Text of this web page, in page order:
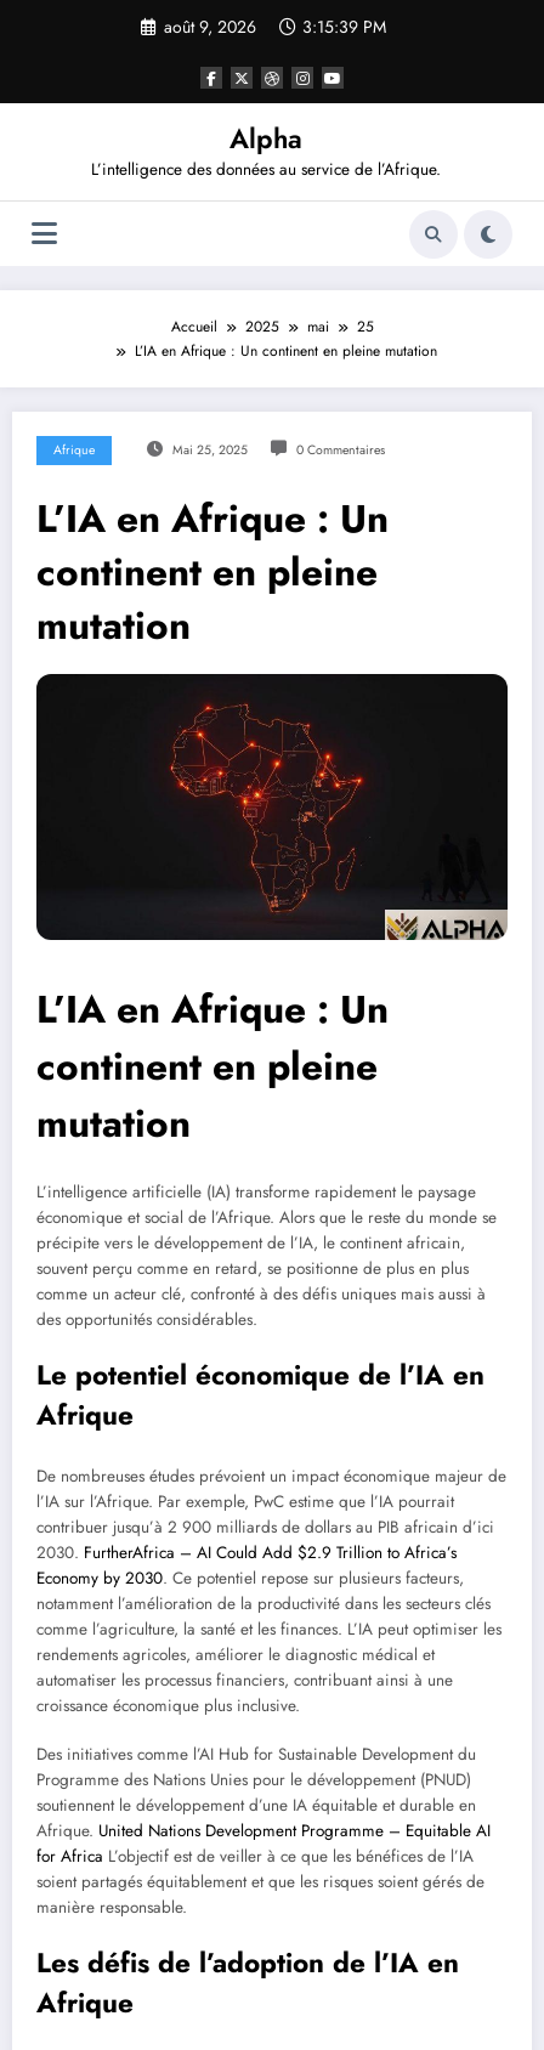
août 9, 2026 3:15:40 PM
Alpha
L’intelligence des données au service de l’Afrique.
Accueil 2025 mai
25
L’IA en Afrique : Un continent en pleine mutation
Afrique Mai 25, 2025 0 Commentaires
L’IA en Afrique : Un
continent en pleine
mutation
L’IA en Afrique : Un
continent en pleine
mutation
L’intelligence artificielle (IA) transforme rapidement le paysage
économique et social de l’Afrique. Alors que le reste du monde se
précipite vers le développement de l’IA, le continent africain,
souvent perçu comme en retard, se positionne de plus en plus
comme un acteur clé, confronté à des défis uniques mais aussi à
des opportunités considérables.
Le potentiel économique de l’IA en
Afrique
De nombreuses études prévoient un impact économique majeur de
l’IA sur l’Afrique. Par exemple, PwC estime que l’IA pourrait
contribuer jusqu’à 2 900 milliards de dollars au PIB africain d’ici
2030. FurtherAfrica – AI Could Add $2.9 Trillion to Africa’s
Economy by 2030. Ce potentiel repose sur plusieurs facteurs,
notamment l’amélioration de la productivité dans les secteurs clés
comme l’agriculture, la santé et les finances. L’IA peut optimiser les
rendements agricoles, améliorer le diagnostic médical et
automatiser les processus financiers, contribuant ainsi à une
croissance économique plus inclusive.
Des initiatives comme l’AI Hub for Sustainable Development du
Programme des Nations Unies pour le développement (PNUD)
soutiennent le développement d’une IA équitable et durable en
Afrique. United Nations Development Programme – Equitable AI
for Africa L’objectif est de veiller à ce que les bénéfices de l’IA
soient partagés équitablement et que les risques soient gérés de
manière responsable.
Les défis de l’adoption de l’IA en
Afrique